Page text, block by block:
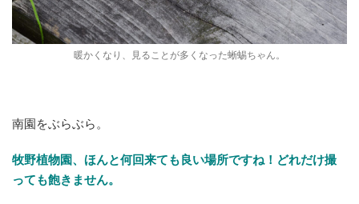
暖かくなり、見ることが多くなった蜥蜴ちゃん。
南園をぶらぶら。
牧野植物園、ほんと何回来ても良い場所ですね！どれだけ撮
っても飽きません。